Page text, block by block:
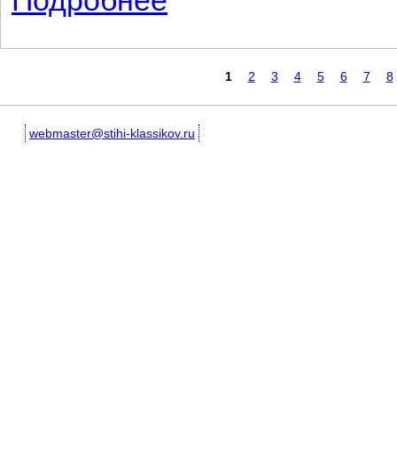
1 2 3 4 5 6 7 8
webmaster@stihi-klassikov.ru